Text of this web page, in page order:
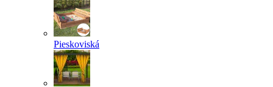
Pieskoviská